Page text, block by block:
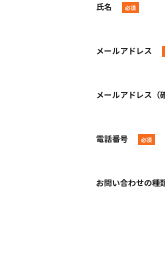
氏名
メールアドレス
メールアドレス（
電話番号
お問い合わせの種